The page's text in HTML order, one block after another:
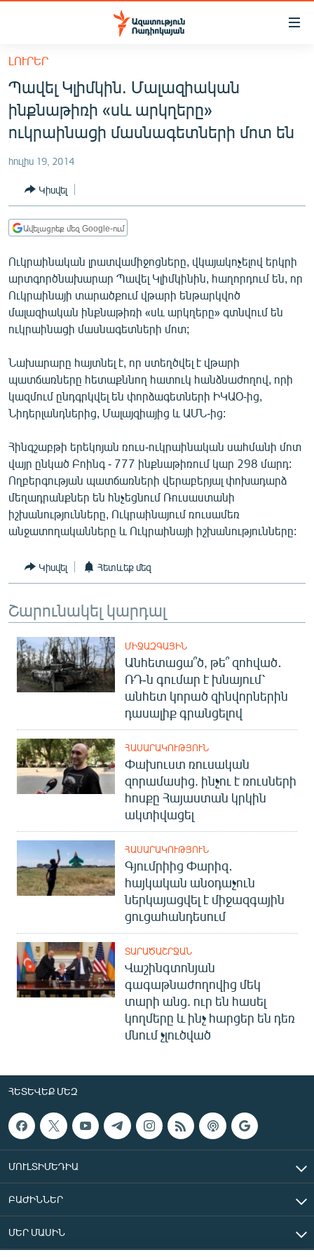
Մատչելիության
հիմնական
բովանդակությանը
Անցնել
հիմնական
մենյուին
ՀԱՅԱՍՏԱՆ
ՔԱՂԱՔԱԿԱՆ
ՀԱՍԱՐԱԿՈՒԹՅՈՒՆ
ՏՆՏԵՍՈՒԹՅՈՒՆ
ՊԱՏԵՐԱԶՄԻ 6 ՇԱԲԱԹՆԵՐԸ
ՏԱՐԱԾԱՇՐՋԱՆ
ՄԻՋԱԶԳԱՅԻՆ
ՍՊՈՐՏ
ՄԵԿՆԱԲԱՆՈՒԹՅՈՒՆ
ԿՈՐՈՆԱՎԻՐՈՒՍ
ԱՐԽԻՎ
ՏԵՍԱՆՅՈՒԹԵՐ
ԲԱՆԱՎԵՃ
Հայերեն
English
Русский
«Ազատության» բոլոր կայքերը
ԼՈՒՐԵՐ
Պավել Կլիմկին. Մալազիական
ինքնաթիռի «սև արկղերը»
ուկրաինացի մասնագետների մոտ են
հուլիս 19, 2014
Կիսվել
Ավելացրեք մեզ Google-ում
Ուկրաինական լրատվամիջոցները, վկայակոչելով երկրի
արտգործնախարար Պավել Կլիմկինին, հաղորդում են, որ
Ուկրաինայի տարածքում վթարի ենթարկվոծ
մալազիական ինքնաթիռի «սև արկղերը» գտնվում են
ուկրաինացի մասնագետների մոտ;
Նախարարը հայտնել է, որ ստեղծվել է վթարի
պատճառները հետաքննող հատուկ հանձնաժողով, որի
կազմում ընդգրկվել են փորձագետների ԻԿԱՕ-ից,
Նիդերլանդներից, Մալայզիայից և ԱՄՆ-ից:
Հինգշաբթի երեկոյան ռուս-ուկրաինական սահմանի մոտ
վայր ընկած Բոինգ - 777 ինքնաթիռում կար 298 մարդ:
Ողբերգության պատճառների վերաբերյալ փոխադարձ
մեղադրանքներ են հնչեցնում Ռուսաստանի
իշխանությունները, Ուկրաինայում ռուսամեռ
անջատողականները և Ուկրաինայի իշխանությունները:
Կիսվել Հետևեք մեզ
Շարունակել կարդալ
ՄԻՋԱԶԳԱՅԻՆ
Անհետացա՞ծ, թե՞ զոհված․
ՌԴ-ն գումար է խնայում՝
անհետ կորած զինվորներին
դասալիք գրանցելով
ՀԱՍԱՐԱԿՈՒԹՅՈՒՆ
Փախուստ ռուսական
զորամասից. ինչու է ռուսների
հոսքը Հայաստան կրկին
ակտիվացել
ՀԱՍԱՐԱԿՈՒԹՅՈՒՆ
Գյումրիից Փարիզ․
հայկական անօդաչուն
ներկայացվել է միջազգային
ցուցահանդեսում
ՏԱՐԱԾԱՇՐՋԱՆ
Վաշինգտոնյան
գագաթնաժողովից մեկ
տարի անց. ուր են հասել
կողմերը և ինչ հարցեր են դեռ
մնում չլուծված
ՀԵՏԵՎԵՔ ՄԵԶ
ՄՈՒԼՏԻՄԵԴԻԱ
ԲԱԺԻՆՆԵՐ
ՄԵՐ ՄԱՍԻՆ